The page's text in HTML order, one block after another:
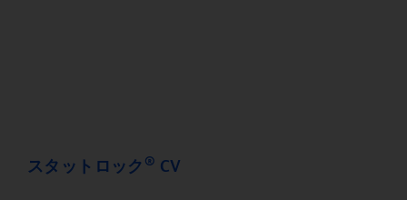
スタットロック ® CV